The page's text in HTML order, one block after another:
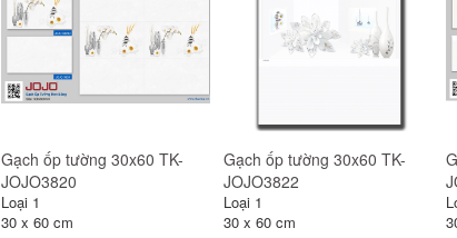
Gạch ốp tường 30x60 TK-
JOJO3820
Loại 1
30 x 60 cm
Gạch ốp tường 30x60 TK-
JOJO3822
Loại 1
30 x 60 cm